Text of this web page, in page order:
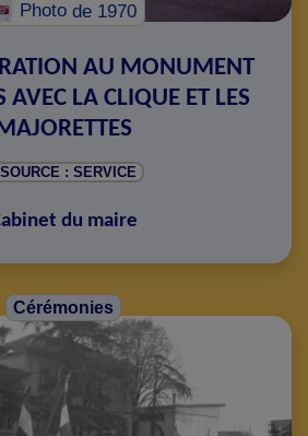
Photo de 1970
AU MONUMENT
LA CLIQUE ET LES
: SERVICE
du maire
Cérémonies